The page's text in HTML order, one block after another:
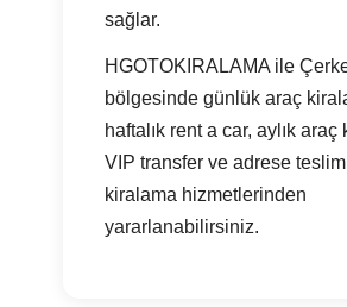
sağlar.
HGOTOKIRALAMA ile
bölgesinde günlük araç
haftalık rent a car, aylık araç
VIP transfer ve adrese
kiralama hizmetlerinden
yararlanabilirsiniz.